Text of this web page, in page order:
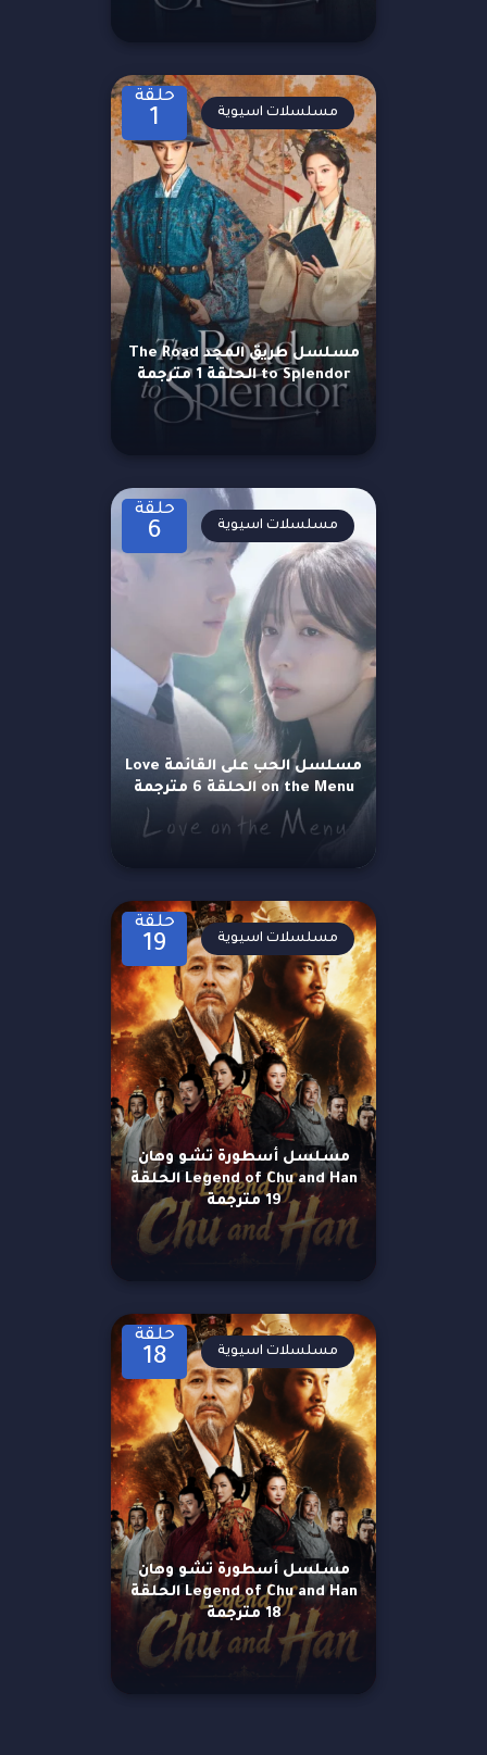
حلقة
1
مسلسل طريق المجد The Road
to Splendor الحلقة 1 مترجمة
مسلسلات اسيوية
حلقة
6
مسلسل الحب على القائمة Love
on the Menu الحلقة 6 مترجمة
مسلسلات اسيوية
حلقة
19
مسلسل أسطورة تشو وهان
Legend of Chu and Han الحلقة
19 مترجمة
مسلسلات اسيوية
حلقة
18
مسلسل أسطورة تشو وهان
Legend of Chu and Han الحلقة
18 مترجمة
مسلسلات اسيوية